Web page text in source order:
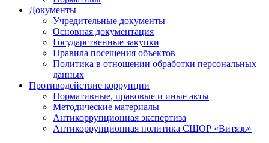
Документы
Учредительные документы
Основная документация
Государственные закупки
Правила посещения объектов
Политика в отношении обработки персональных
данных
Противодействие коррупции
Нормативные, правовые и иные акты
Методические материалы
Антикоррупционная экспертиза
Антикоррупционная политика СШОР «Витязь»